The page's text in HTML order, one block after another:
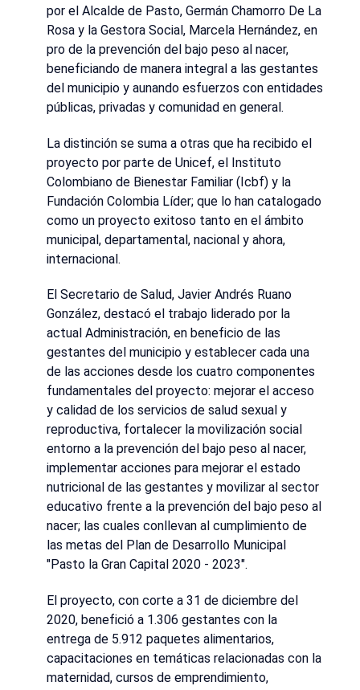
por el Alcalde de Pasto, Germán Chamorro De La
Rosa y la Gestora Social, Marcela Hernández, en
pro de la prevención del bajo peso al nacer,
beneficiando de manera integral a las gestantes
del municipio y aunando esfuerzos con entidades
públicas, privadas y comunidad en general.
La distinción se suma a otras que ha recibido el
proyecto por parte de Unicef, el Instituto
Colombiano de Bienestar Familiar (Icbf) y la
Fundación Colombia Líder; que lo han catalogado
como un proyecto exitoso tanto en el ámbito
municipal, departamental, nacional y ahora,
internacional.
El Secretario de Salud, Javier Andrés Ruano
González, destacó el trabajo liderado por la
actual Administración, en beneficio de las
gestantes del municipio y establecer cada una
de las acciones desde los cuatro componentes
fundamentales del proyecto: mejorar el acceso
y calidad de los servicios de salud sexual y
reproductiva, fortalecer la movilización social
entorno a la prevención del bajo peso al nacer,
implementar acciones para mejorar el estado
nutricional de las gestantes y movilizar al sector
educativo frente a la prevención del bajo peso al
nacer; las cuales conllevan al cumplimiento de
las metas del Plan de Desarrollo Municipal
"Pasto la Gran Capital 2020 - 2023".
El proyecto, con corte a 31 de diciembre del
2020, benefició a 1.306 gestantes con la
entrega de 5.912 paquetes alimentarios,
capacitaciones en temáticas relacionadas con la
maternidad, cursos de emprendimiento,